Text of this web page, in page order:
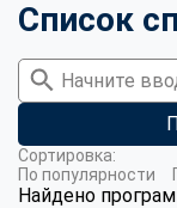
Список
Найдено
Сортировка:
По популярности